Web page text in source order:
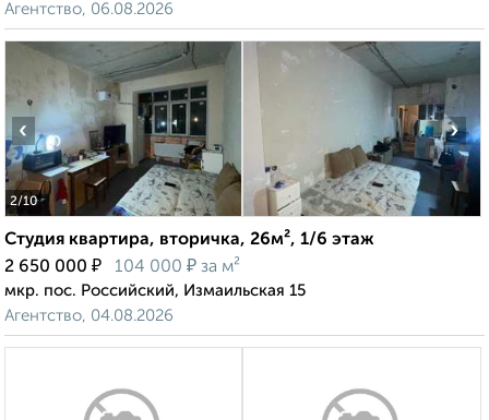
Агентство, 06.08.2026
2/10
‹ ›
Студия квартира, вторичка, 26м², 1/6 этаж
2 650 000 ₽ 104 000 ₽ за м²
мкр. пос. Российский, Измаильская 15
Агентство, 04.08.2026